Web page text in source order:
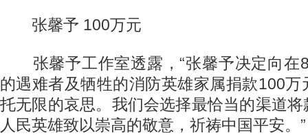
张馨予 100万元
张馨予工作室透露，“张馨予决定向在
的遇难者及牺牲的消防英雄家属捐款100
托无限的哀思。我们会选择最恰当的渠道
人民英雄致以崇高的敬意，祈祷中国平安。”